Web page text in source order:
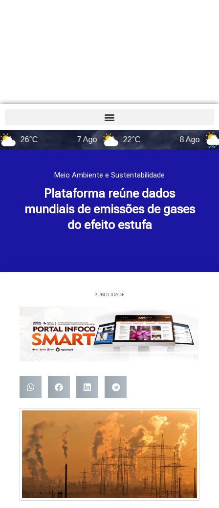
22°C
Meio Ambiente e Sustentabilidade
Plataforma reúne dados
mundiais de emissões de gases
do efeito estufa
PUBLICIDADE